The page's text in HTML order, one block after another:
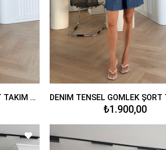
DENİM TENSEL GÖMLEK ŞORT TAKIM MAVİ
₺1.900,00